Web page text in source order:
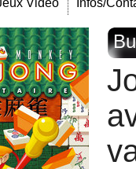
Vidéo Infos/